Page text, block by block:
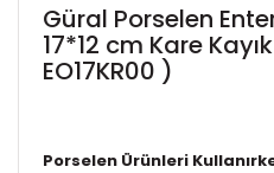
Güral Porselen
17*12 cm Kare
EO17KR00 )
Porselen Ürünleri